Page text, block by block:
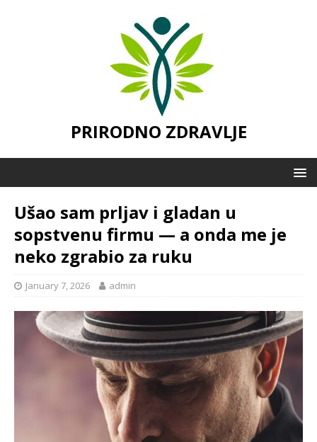
PRIRODNO ZDRAVLJE
Ušao sam prljav i gladan u
sopstvenu firmu — a onda me je
neko zgrabio za ruku
January 7, 2026 admin